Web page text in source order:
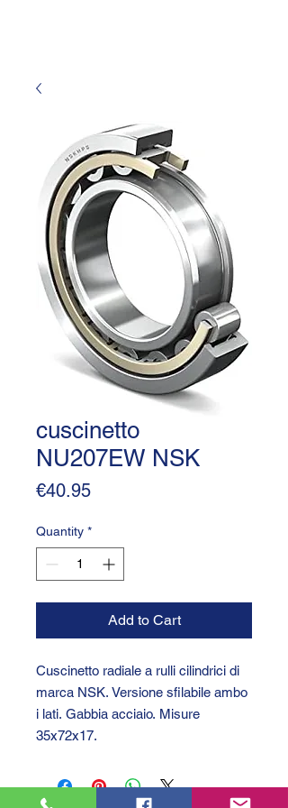
cuscinetto
NU207EW NSK
€40.95Price
Quantity *
Add to Cart
Cuscinetto radiale a rulli cilindrici di
marca NSK. Versione sfilabile ambo
i lati. Gabbia acciaio. Misure
35x72x17.